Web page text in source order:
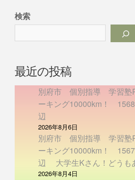
検索
最近の投稿
別府市 個別指導 学習塾
ーキング10000km！
辺
2026年8月6日
別府市 個別指導 学習塾
ーキング10000km！
辺 大学生Kさん！どうも
2026年8月4日